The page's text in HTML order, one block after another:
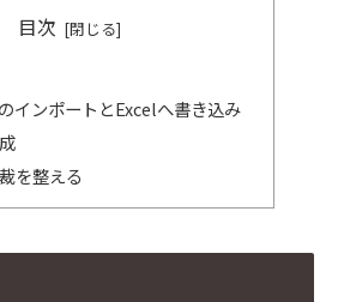
目次
インポートとExcelへ書き込み
を整える